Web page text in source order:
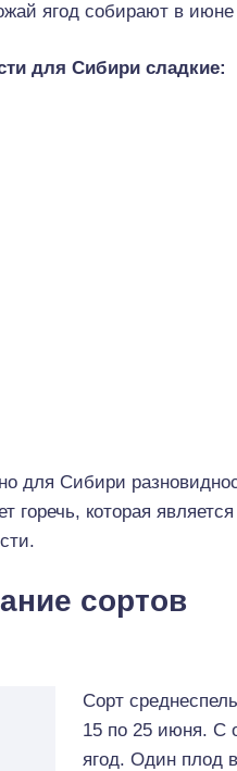
ягод собирают в
для Сибири сладкие:
для Сибири
горечь, которая
сортов
Сорт
15 по 25 июня. С
ягод. Один плод